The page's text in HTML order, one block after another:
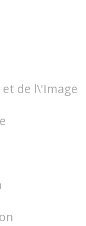
de l\'Image